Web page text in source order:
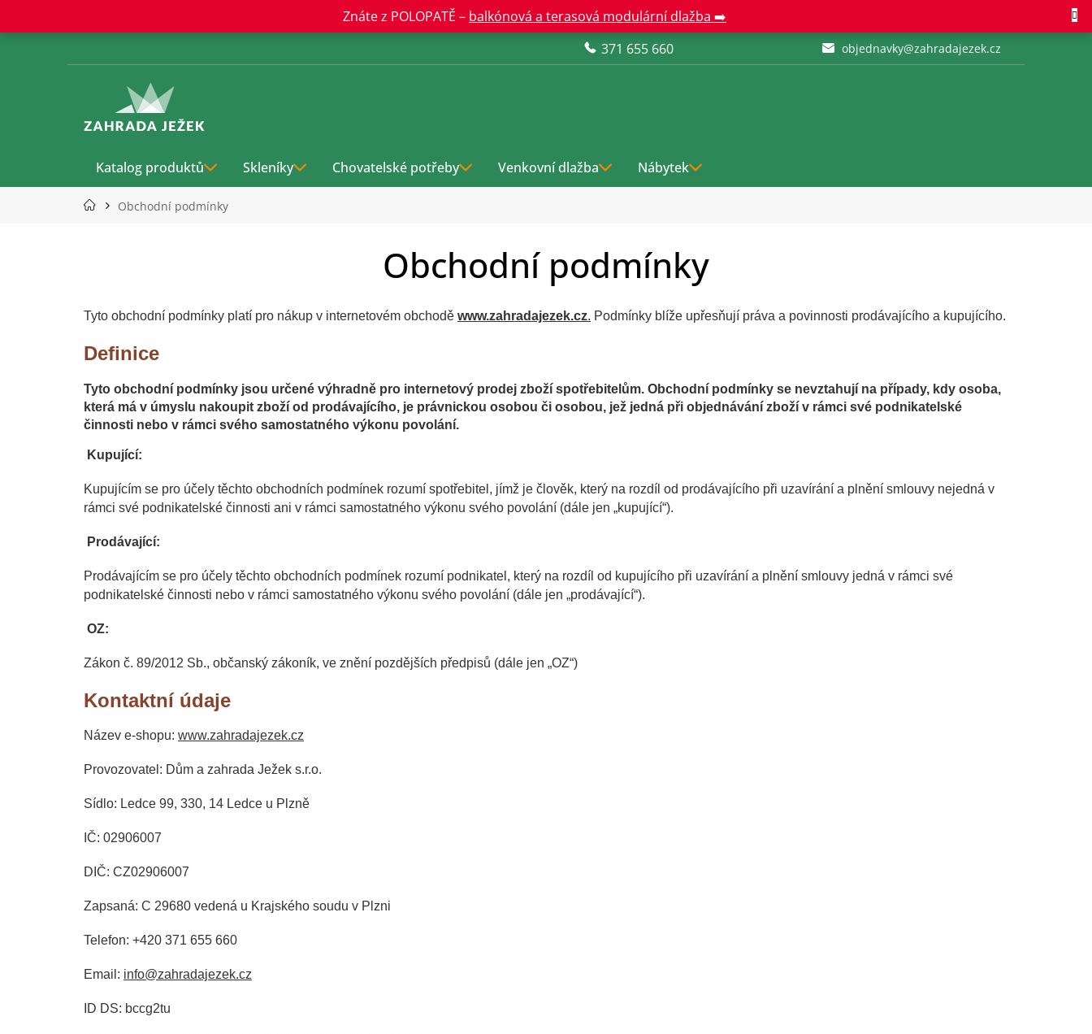
obsah
Znáte z POLOPATĚ – balkónová a terasová modulární dlažba ➡️
371 655 660
objednavky@zahradajezek.cz
Katalog produktů Skleníky Chovatelské potřeby Venkovní dlažba Nábytek
Obchodní podmínky
Obchodní podmínky
Tyto obchodní podmínky platí pro nákup v internetovém obchodě www.zahradajezek.cz. Podmínky blíže upřesňují práva a povinnosti prodávajícího a kupujícího.
Definice
Tyto obchodní podmínky jsou určené výhradně pro internetový prodej zboží spotřebitelům. Obchodní podmínky se nevztahují na případy, kdy osoba,
která má v úmyslu nakoupit zboží od prodávajícího, je právnickou osobou či osobou, jež jedná při objednávání zboží v rámci své podnikatelské
činnosti nebo v rámci svého samostatného výkonu povolání.
Kupující:
Kupujícím se pro účely těchto obchodních podmínek rozumí spotřebitel, jímž je člověk, který na rozdíl od prodávajícího při uzavírání a plnění smlouvy nejedná v
rámci své podnikatelské činnosti ani v rámci samostatného výkonu svého povolání (dále jen „kupující“).
Prodávající:
Prodávajícím se pro účely těchto obchodních podmínek rozumí podnikatel, který na rozdíl od kupujícího při uzavírání a plnění smlouvy jedná v rámci své
podnikatelské činnosti nebo v rámci samostatného výkonu svého povolání (dále jen „prodávající“).
OZ:
Zákon č. 89/2012 Sb., občanský zákoník, ve znění pozdějších předpisů (dále jen „OZ“)
Kontaktní údaje
Název e-shopu: www.zahradajezek.cz
Provozovatel: Dům a zahrada Ježek s.r.o.
Sídlo: Ledce 99, 330, 14 Ledce u Plzně
IČ: 02906007
DIČ: CZ02906007
Zapsaná: C 29680 vedená u Krajského soudu v Plzni
Telefon: +420 371 655 660
Email: info@zahradajezek.cz
ID DS: bccg2tu